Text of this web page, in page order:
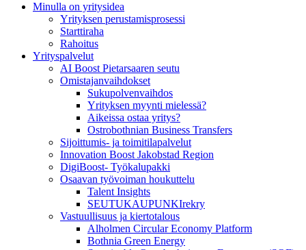
Minulla on yritysidea
Yrityksen perustamisprosessi
Starttiraha
Rahoitus
Yrityspalvelut
AI Boost Pietarsaaren seutu
Omistajanvaihdokset
Sukupolvenvaihdos
Yrityksen myynti mielessä?
Aikeissa ostaa yritys?
Ostrobothnian Business Transfers
Sijoittumis- ja toimitilapalvelut
Innovation Boost Jakobstad Region
DigiBoost- Työkalupakki
Osaavan työvoiman houkuttelu
Talent Insights
SEUTUKAUPUNKIrekry
Vastuullisuus ja kiertotalous
Alholmen Circular Economy Platform
Bothnia Green Energy